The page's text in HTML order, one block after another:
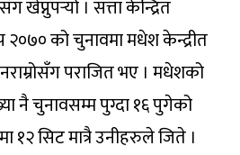
खेप्नुपर्‍यो । सत्ता केन्द्रित
को चुनावमा मधेश केन्द्रीत
पराजित भए । मधेशको
नै चुनावसम्म पुग्दा १६ पुगेको
१२ सिट मात्रै उनीहरुले जिते ।